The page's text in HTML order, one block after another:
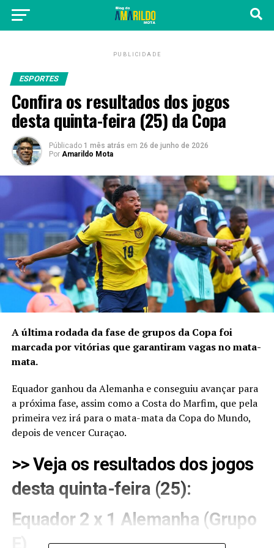
PUBLICIDADE
ESPORTES
Confira os resultados dos jogos
desta quinta-feira (25) da Copa
Públicado 1 mês atrás em 26 de junho de 2026
Por Amarildo Mota
A última rodada da fase de grupos da Copa foi
marcada por vitórias que garantiram vagas no mata-
mata.
Equador ganhou da Alemanha e conseguiu avançar para
a próxima fase, assim como a Costa do Marfim, que pela
primeira vez irá para o mata-mata da Copa do Mundo,
depois de vencer Curaçao.
>> Veja os resultados dos jogos
desta quinta-feira (25):
Equador 2 x 1 Alemanha (Grupo